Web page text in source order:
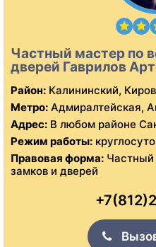
Частный мастер по
дверей Гаврилов
Район: Калининский,
Метро: Адмиралтейская,
Адрес: В любом районе
Режим работы:
Правовая форма: Частный
замков и дверей